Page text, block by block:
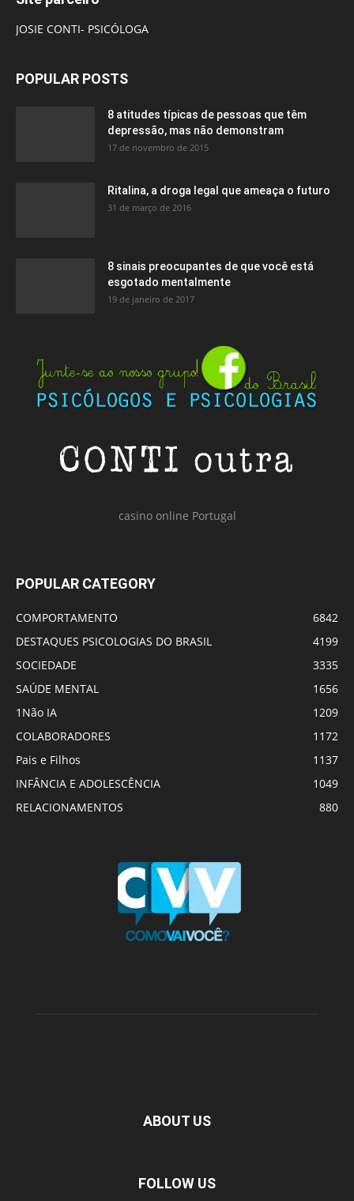
JOSIE CONTI- PSICÓLOGA
POPULAR POSTS
8 atitudes típicas de pessoas que têm
depressão, mas não demonstram
17 de novembro de 2015
Ritalina, a droga legal que ameaça o futuro
31 de março de 2016
8 sinais preocupantes de que você está
esgotado mentalmente
19 de janeiro de 2017
casino online Portugal
POPULAR CATEGORY
COMPORTAMENTO
6842
DESTAQUES PSICOLOGIAS DO BRASIL
4199
SOCIEDADE
3335
SAÚDE MENTAL
1656
1Não IA
1209
COLABORADORES
1172
Pais e Filhos
1137
INFÂNCIA E ADOLESCÊNCIA
1049
RELACIONAMENTOS
880
ABOUT US
FOLLOW US